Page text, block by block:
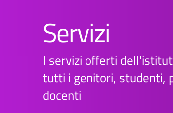
Servizi
I servizi offerti
tutti i genitori, studenti,
docenti